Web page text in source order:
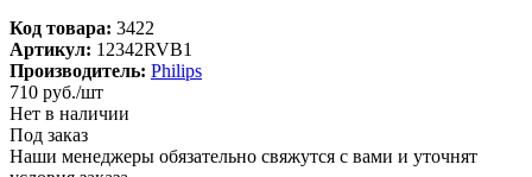
Код товара: 3422
Артикул: 12342RVB1
Производитель: Philips
710 руб./шт
Нет в наличии
Под заказ
Наши менеджеры обязательно свяжутся с вами и уточнят